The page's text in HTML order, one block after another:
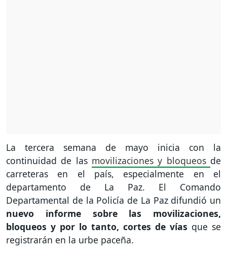
La tercera semana de mayo inicia con la
continuidad de las movilizaciones y bloqueos de
carreteras en el país, especialmente en el
departamento de La Paz. El Comando
Departamental de la Policía de La Paz difundió un
nuevo informe sobre las movilizaciones,
bloqueos y por lo tanto, cortes de vías que se
registrarán en la urbe paceña.